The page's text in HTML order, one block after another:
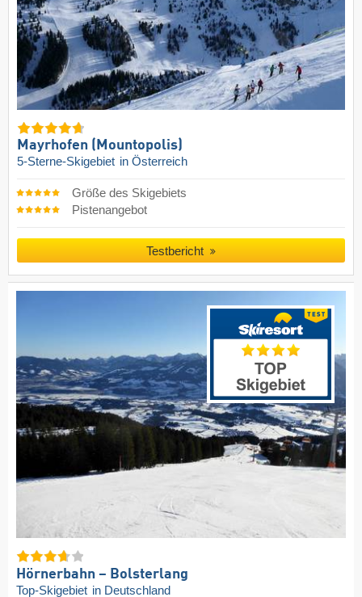
Mayrhofen (Mountopolis)
5-Sterne-Skigebiet in Österreich
Größe des Skigebiets
Pistenangebot
Testbericht
Hörnerbahn – Bolsterlang
Top-Skigebiet in Deutschland